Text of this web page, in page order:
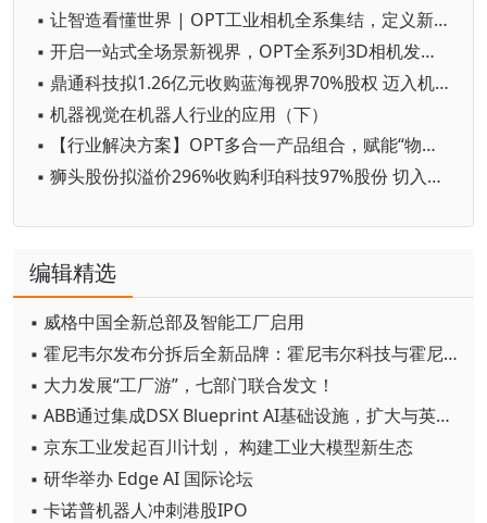
▪ 让智造看懂世界 | OPT工业相机全系集结，定义新质视觉生产力！
▪ 开启一站式全场景新视界，OPT全系列3D相机发布！
▪ 鼎通科技拟1.26亿元收购蓝海视界70%股权 迈入机器视觉行业
▪ 机器视觉在机器人行业的应用（下）
▪ 【行业解决方案】OPT多合一产品组合，赋能“物流自动分拣”提质增效
▪ 狮头股份拟溢价296%收购利珀科技97%股份 切入机器视觉领域
编辑精选
▪ 威格中国全新总部及智能工厂启用
▪ 霍尼韦尔发布分拆后全新品牌：霍尼韦尔科技与霍尼韦尔航空航天
▪ 大力发展“工厂游”，七部门联合发文！
▪ ABB通过集成DSX Blueprint AI基础设施，扩大与英伟达的合作
▪ 京东工业发起百川计划， 构建工业大模型新生态
▪ 研华举办 Edge AI 国际论坛
▪ 卡诺普机器人冲刺港股IPO